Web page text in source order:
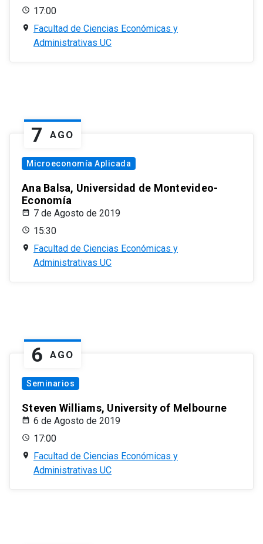
17:00
Facultad de Ciencias Económicas y
Administrativas UC
7 AGO
Microeconomía Aplicada
Ana Balsa, Universidad de Montevideo-
Economía
7 de Agosto de 2019
15:30
Facultad de Ciencias Económicas y
Administrativas UC
6 AGO
Seminarios
Steven Williams, University of Melbourne
6 de Agosto de 2019
17:00
Facultad de Ciencias Económicas y
Administrativas UC